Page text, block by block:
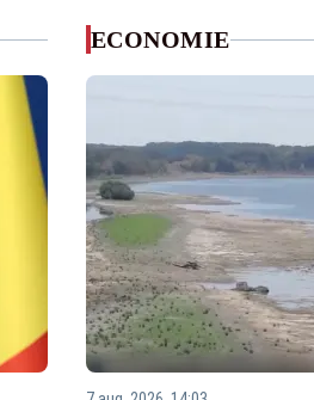
ECONOMIE